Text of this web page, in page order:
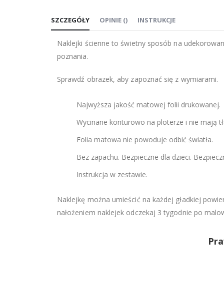
początek
SZCZEGÓŁY
Naklejki ścienne to świetny sposób na
poznania.
Sprawdź obrazek, aby zapoznać się z wymiarami.
Najwyższa jakość matowej folii drukowanej.
Wycinane konturowo na ploterze i nie mają
Folia matowa nie powoduje odbić światła.
Bez zapachu. Bezpieczne dla dzieci.
Instrukcja w zestawie.
Naklejkę można umieścić na każdej gładkiej
nałożeniem naklejek odczekaj 3 tygodnie po
OPINIE () INSTRUKCJE